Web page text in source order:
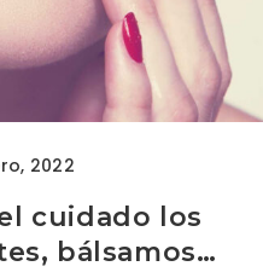
2022
cuidado los
bálsamos…